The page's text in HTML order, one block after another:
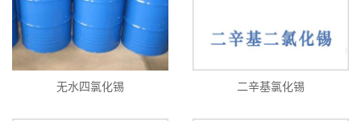
无水四氯化锡 二辛基氯化锡